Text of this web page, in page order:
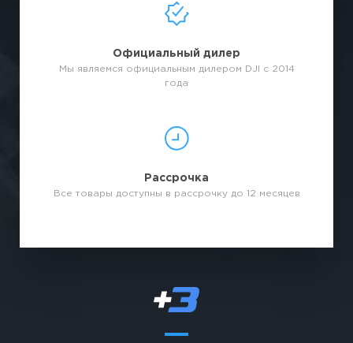
Официальный дилер
Мы являемся официальным дилером DJI с 2014
года
Рассрочка
Все товары доступны в рассрочку до 12 месяцев